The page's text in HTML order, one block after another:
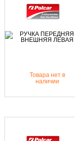
Товара нет в
наличии